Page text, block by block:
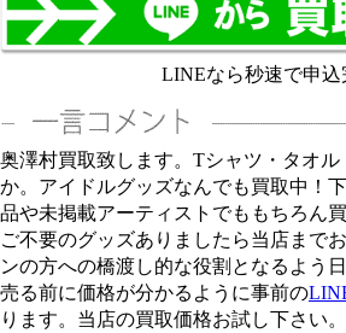
LINEなら秒速で申込
奥澤村買取致します。Tシャツ・タオ
か。アイドルグッズなんでも買取中！
品や未掲載アーティストでももちろん買
ご不要のグッズありましたら当店まで
ンの方への橋渡し的な役割となるよう
売る前に価格が分かるように事前の
ります。当店の買取価格お試し下さい